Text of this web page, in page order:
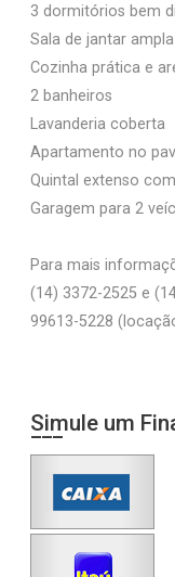
3 dormitórios bem
Sala de jantar ampla
Cozinha prática e
2 banheiros
Lavanderia coberta
Apartamento no
Quintal extenso
Garagem para 2
Para mais
(14) 3372-2525 e
99613-5228
Simule um